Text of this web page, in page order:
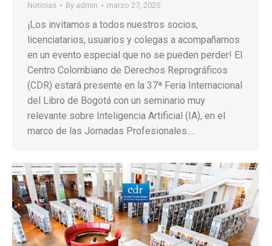
Noticias By admin marzo 27, 2025
¡Los invitamos a todos nuestros socios,
licenciatarios, usuarios y colegas a acompañarnos
en un evento especial que no se pueden perder! El
Centro Colombiano de Derechos Reprográficos
(CDR) estará presente en la 37ª Feria Internacional
del Libro de Bogotá con un seminario muy
relevante sobre Inteligencia Artificial (IA), en el
marco de las Jornadas Profesionales.…